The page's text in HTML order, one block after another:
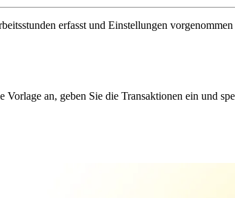
erfasst und Einstellungen
an, geben Sie die Transaktionen ein und